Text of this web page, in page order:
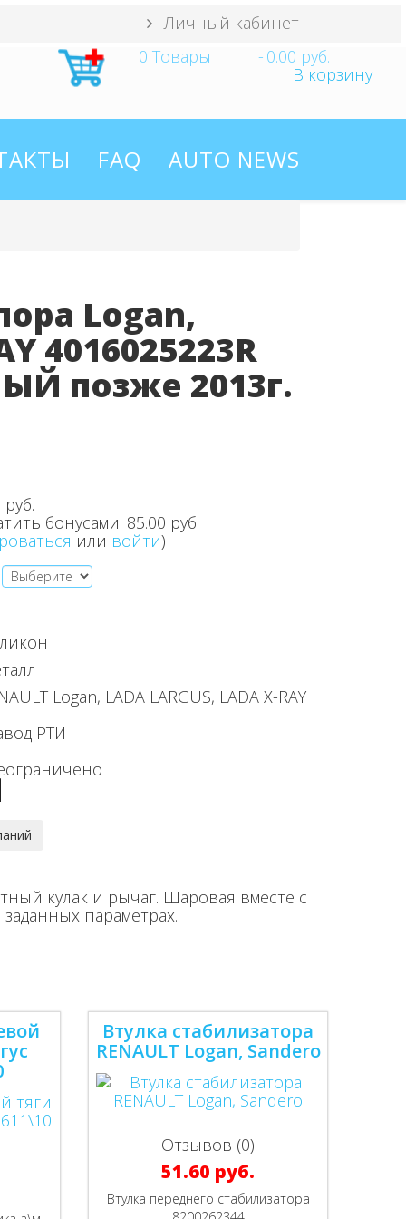
Личный кабинет
0 Товары - 0.00 руб.
В корзину
FAQ AUTO NEWS
Logan,
4016025223R
позже 2013г.
бонусами: 85.00 руб.
или войти)
Logan, LADA LARGUS, LADA X-RAY
РТИ
кулак и рычаг. Шаровая вместе с
параметрах.
Втулка стабилизатора
RENAULT Logan, Sandero
Отзывов (0)
51.60 руб.
Втулка переднего стабилизатора